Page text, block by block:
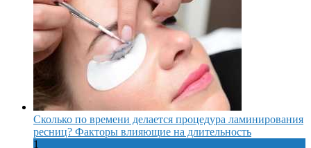
Сколько по времени делается процедура ламинирования
ресниц? Факторы влияющие на длительность
1